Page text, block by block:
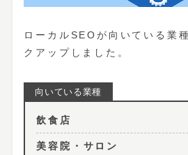
ローカルSEOが向いている業
クアップしました。
飲食店
美容院・サロン